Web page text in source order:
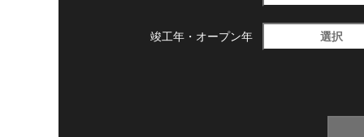
竣工年・ オープン年 選択